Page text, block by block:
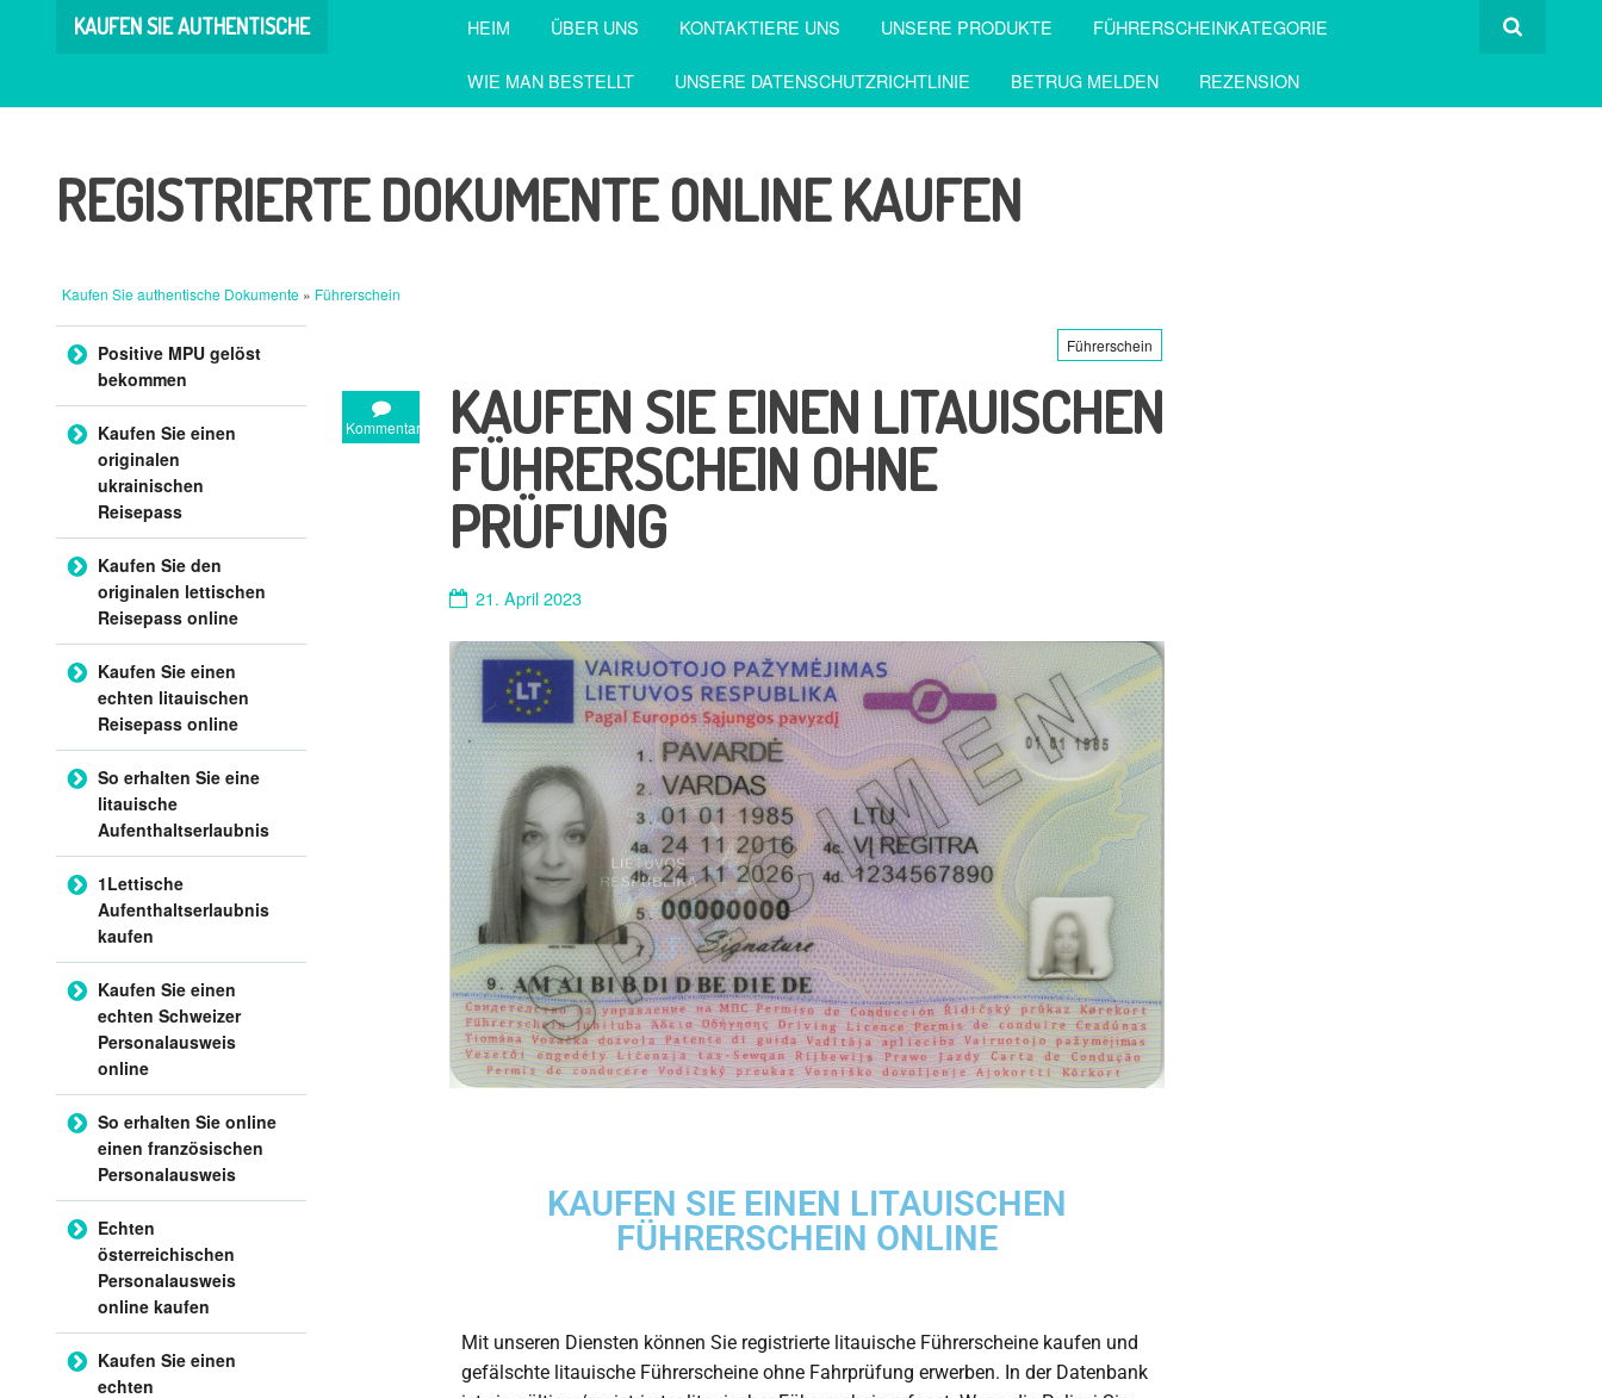
KAUFEN SIE AUTHENTISCHE HEIM ÜBER UNS KONTAKTIERE UNS UNSERE PRODUKTE FÜHRERSCHEINKATEGORIE
WIE MAN BESTELLT UNSERE DATENSCHUTZRICHTLINIE BETRUG MELDEN REZENSION
REGISTRIERTE DOKUMENTE ONLINE KAUFEN
Kaufen Sie authentische Dokumente » Führerschein
Kommentar
Führerschein
KAUFEN SIE EINEN LITAUISCHEN
FÜHRERSCHEIN OHNE
PRÜFUNG
21. April 2023
KAUFEN SIE EINEN LITAUISCHEN
FÜHRERSCHEIN ONLINE
Mit unseren Diensten können Sie registrierte litauische Führerscheine kaufen und
gefälschte litauische Führerscheine ohne Fahrprüfung erwerben. In der Datenbank
Zum Inhalt springen
Positive MPU gelöst
bekommen
Kaufen Sie einen
originalen
ukrainischen
Reisepass
Kaufen Sie den
originalen lettischen
Reisepass online
Kaufen Sie einen
echten litauischen
Reisepass online
So erhalten Sie eine
litauische
Aufenthaltserlaubnis
1Lettische
Aufenthaltserlaubnis
kaufen
Kaufen Sie einen
echten Schweizer
Personalausweis
online
So erhalten Sie online
einen französischen
Personalausweis
Echten
österreichischen
Personalausweis
online kaufen
Kaufen Sie einen
echten